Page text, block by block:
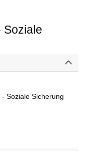
Soziale
Soziale Sicherung